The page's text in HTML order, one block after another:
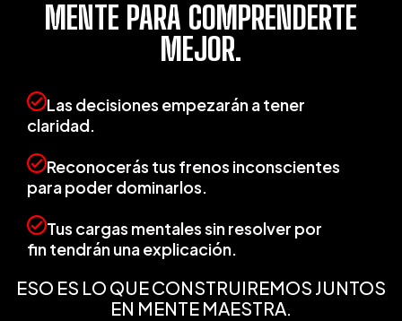
MENTE PARA COMPRENDERTE
MEJOR.
Las decisiones empezarán a tener
claridad.
Reconocerás tus frenos inconscientes
para poder dominarlos.
Tus cargas mentales sin resolver por
fintendránuna explicación.
ESO ES LO QUE CONSTRUIREMOS JUNTOS
EN MENTE MAESTRA.